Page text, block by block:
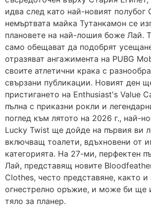
идва след като най-новият полубог
немъртвата майка Тутанкамон се
плановете на най-лошия боже Лай.
само обещават да подобрят
отразяват ангажимента на PUBG
своите атлетични крака с
свързани публикации. Новият ден
пристигането на Enthusiast's Value
пълна с приказни рокли и
поглед към лятото на 2026 г., най-
Lucky Twist ще дойде на първия ви
включващ тоалети, вдъхновени от
категорията. На 27-ми, перфектен
Лай, представящ новите
Clothes, често представяне, както
огнестрелно оръжие, и може би ще
тяло за планер.